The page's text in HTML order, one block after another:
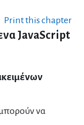
Print this chapter
JavaScript
μπορούν να